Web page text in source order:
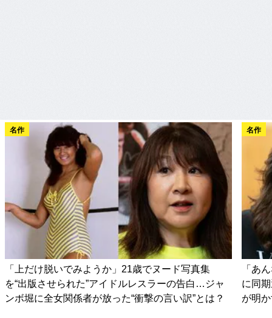
名作
「上だけ脱いでみようか」21歳でヌード写真集
を“出版させられた”アイドルレスラーの告白…ジャ
ンボ堀に全女関係者が放った“衝撃の言い訳”とは？
名作
「あ
に同
が明